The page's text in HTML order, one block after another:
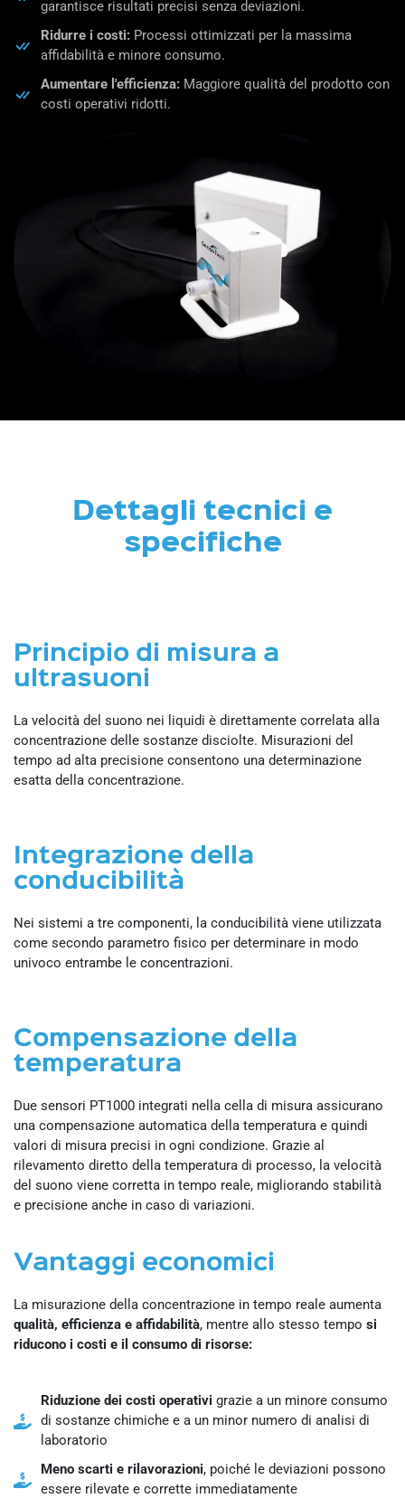
garantisce risultati precisi senza deviazioni.
Ridurre i costi: Processi ottimizzati per la massima
affidabilità e minore consumo.
Aumentare l'efficienza: Maggiore qualità del prodotto con
costi operativi ridotti.
Dettagli tecnici e
specifiche
Principio di misura a
ultrasuoni
La velocità del suono nei liquidi è direttamente correlata alla
concentrazione delle sostanze disciolte. Misurazioni del
tempo ad alta precisione consentono una determinazione
esatta della concentrazione.
Integrazione della
conducibilità
Nei sistemi a tre componenti, la conducibilità viene utilizzata
come secondo parametro fisico per determinare in modo
univoco entrambe le concentrazioni.
Compensazione della
temperatura
Due sensori PT1000 integrati nella cella di misura assicurano
una compensazione automatica della temperatura e quindi
valori di misura precisi in ogni condizione. Grazie al
rilevamento diretto della temperatura di processo, la velocità
del suono viene corretta in tempo reale, migliorando stabilità
e precisione anche in caso di variazioni.
Vantaggi economici
La misurazione della concentrazione in tempo reale aumenta
qualità, efficienza e affidabilità, mentre allo stesso tempo si
riducono i costi e il consumo di risorse:
Riduzione dei costi operativi grazie a un minore consumo
di sostanze chimiche e a un minor numero di analisi di
laboratorio
Meno scarti e rilavorazioni, poiché le deviazioni possono
essere rilevate e corrette immediatamente